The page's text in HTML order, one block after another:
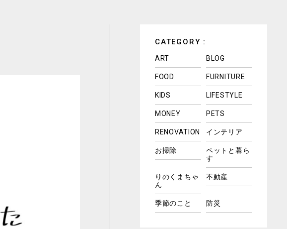
CATEGORY :
ART BLOG
FOOD FURNITURE
KIDS LIFESTYLE
MONEY PETS
RENOVATION インテリア
お掃除
ペットと暮ら
す
りのくまちゃ
ん
不動産
季節のこと 防災